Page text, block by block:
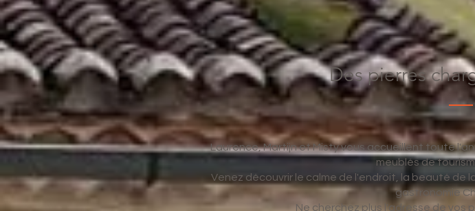
Des pierres
Laurence, Martijn et Misty vous accueillent toute
meublés de
Venez découvrir le calme de l'endroit, la beauté de
gastronomie
Ne cherchez plus l'adresse de vos